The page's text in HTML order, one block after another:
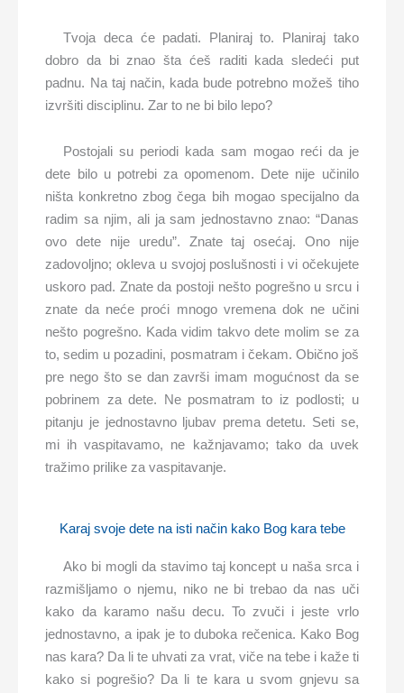
Tvoja deca će padati. Planiraj to. Planiraj tako
dobro da bi znao šta ćeš raditi kada sledeći put
padnu. Na taj način, kada bude potrebno možeš tiho
izvršiti disciplinu. Zar to ne bi bilo lepo?
Postojali su periodi kada sam mogao reći da je
dete bilo u potrebi za opomenom. Dete nije učinilo
ništa konkretno zbog čega bih mogao specijalno da
radim sa njim, ali ja sam jednostavno znao: “Danas
ovo dete nije uredu”. Znate taj osećaj. Ono nije
zadovoljno; okleva u svojoj poslušnosti i vi očekujete
uskoro pad. Znate da postoji nešto pogrešno u srcu i
znate da neće proći mnogo vremena dok ne učini
nešto pogrešno. Kada vidim takvo dete molim se za
to, sedim u pozadini, posmatram i čekam. Obično još
pre nego što se dan završi imam mogućnost da se
pobrinem za dete. Ne posmatram to iz podlosti; u
pitanju je jednostavno ljubav prema detetu. Seti se,
mi ih vaspitavamo, ne kažnjavamo; tako da uvek
tražimo prilike za vaspitavanje.
Karaj svoje dete na isti način kako Bog kara tebe
Ako bi mogli da stavimo taj koncept u naša srca i
razmišljamo o njemu, niko ne bi trebao da nas uči
kako da karamo našu decu. To zvuči i jeste vrlo
jednostavno, a ipak je to duboka rečenica. Kako Bog
nas kara? Da li te uhvati za vrat, viče na tebe i kaže ti
kako si pogrešio? Da li te kara u svom gnjevu sa